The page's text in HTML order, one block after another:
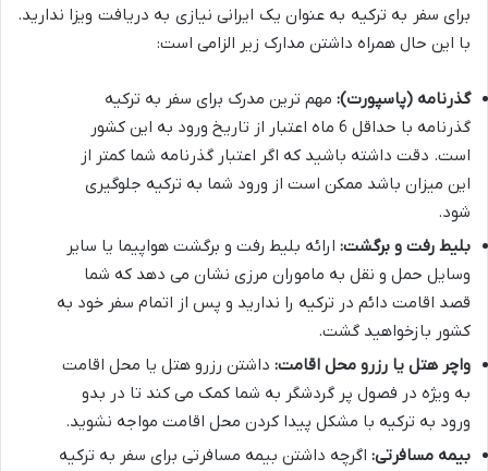
برای سفر به ترکیه به عنوان یک ایرانی نیازی به دریافت ویزا ندارید.
با این حال همراه داشتن مدارک زیر الزامی است:
گذرنامه (پاسپورت): مهم ترین مدرک برای سفر به ترکیه
گذرنامه با حداقل 6 ماه اعتبار از تاریخ ورود به این کشور
است. دقت داشته باشید که اگر اعتبار گذرنامه شما کمتر از
این میزان باشد ممکن است از ورود شما به ترکیه جلوگیری
شود.
بلیط رفت و برگشت: ارائه بلیط رفت و برگشت هواپیما یا سایر
وسایل حمل و نقل به ماموران مرزی نشان می دهد که شما
قصد اقامت دائم در ترکیه را ندارید و پس از اتمام سفر خود به
کشور بازخواهید گشت.
واچر هتل یا رزرو محل اقامت: داشتن رزرو هتل یا محل اقامت
به ویژه در فصول پر گردشگر به شما کمک می کند تا در بدو
ورود به ترکیه با مشکل پیدا کردن محل اقامت مواجه نشوید.
بیمه مسافرتی: اگرچه داشتن بیمه مسافرتی برای سفر به ترکیه